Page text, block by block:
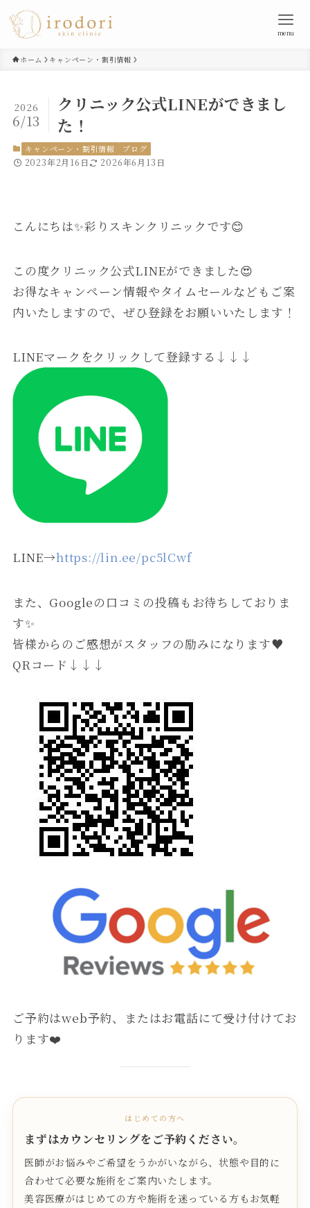
menu
ホーム キャンペーン・割引情報
クリニック公式LINEができまし
た！
2026
6/13
キャンペーン・割引情報 ブログ
2023年2月16日 2026年6月13日
こんにちは✨彩りスキンクリニックです😊
この度クリニック公式LINEができました😍
お得なキャンペーン情報やタイムセールなどもご案
内いたしますので、ぜひ登録をお願いいたします！
LINEマークをクリックして登録する↓↓↓
LINE→https://lin.ee/pc5lCwf
また、Googleの口コミの投稿もお待ちしておりま
す✨
皆様からのご感想がスタッフの励みになります♥️
QRコード↓↓↓
ご予約はweb予約、またはお電話にて受け付けてお
ります❤️
はじめての方へ
まずはカウンセリングをご予約ください。
医師がお悩みやご希望をうかがいながら、状態や目的に
合わせて必要な施術をご案内いたします。
美容医療がはじめての方や施術を迷っている方もお気軽